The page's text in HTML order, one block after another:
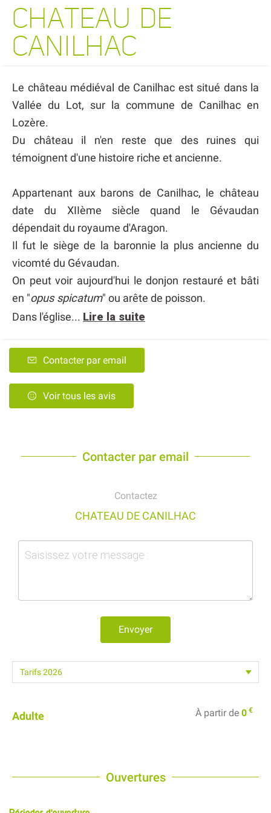
CHATEAU DE
CANILHAC
Le château médiéval de Canilhac est situé dans la
Vallée du Lot, sur la commune de Canilhac en
Lozère.
Du château il n'en reste que des ruines qui
témoignent d'une histoire riche et ancienne.
Appartenant aux barons de Canilhac, le château
date du XIIème siècle quand le Gévaudan
dépendait du royaume d'Aragon.
Il fut le siège de la baronnie la plus ancienne du
vicomté du Gévaudan.
On peut voir aujourd'hui le donjon restauré et bâti
en "opus spicatum" ou arête de poisson.
Dans l'église... Lire la suite
Contacter par email
Voir tous les avis
Contacter par email
Contactez
CHATEAU DE CANILHAC
Envoyer
Adulte À partir de 0 €
Ouvertures